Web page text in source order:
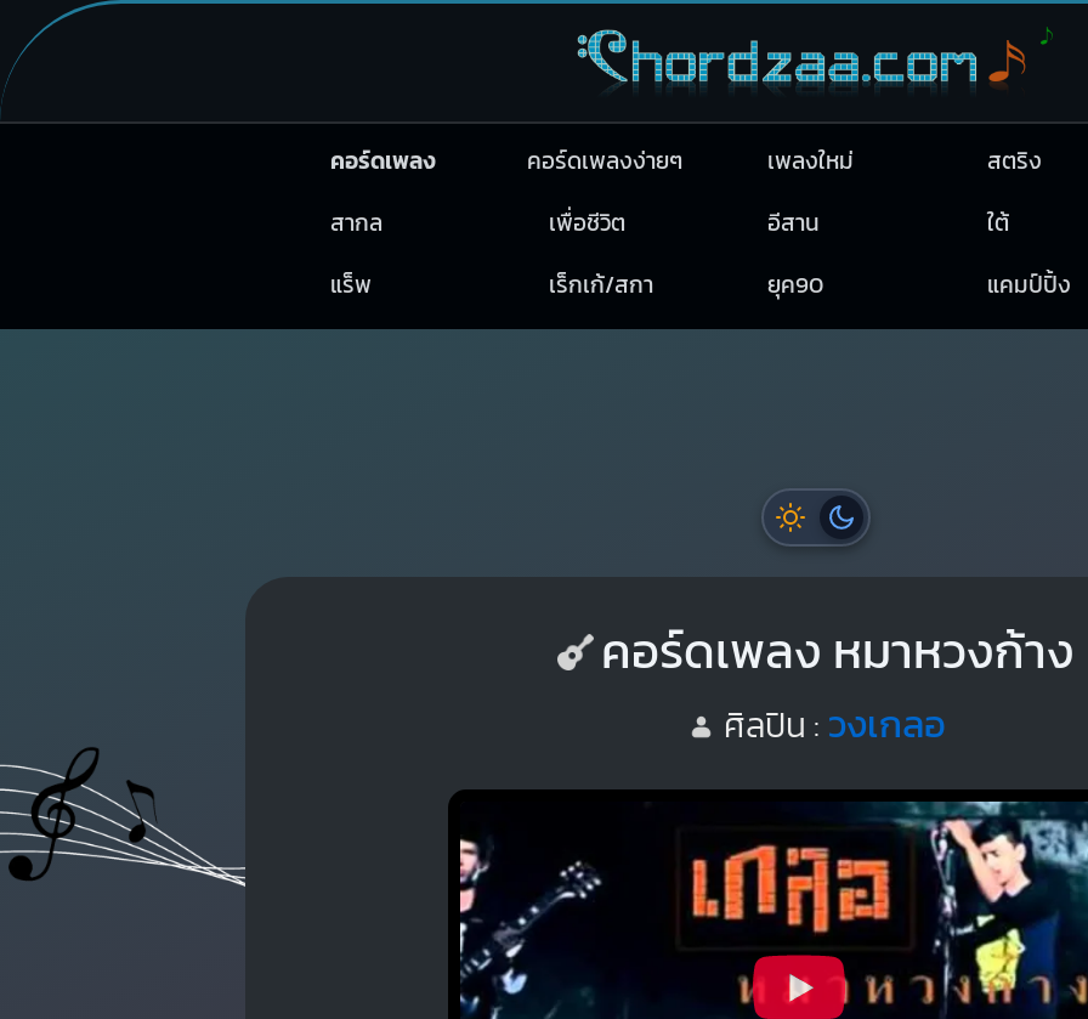
คอร์ดเพลง คอร์ดเพลงง่ายๆ เพลงใหม่
สตริง
สากล
เพื่อชีวิต อีสาน
ใต้
แร็พ
เร็กเก้/สกา ยุค90 แคมป์ปิ้ง
คอร์ดเพลง หมาหวงก้าง
ศิลปิน : วงเกลอ